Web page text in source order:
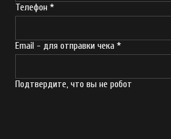
Телефон *
Email - для отправки чека *
Подтвердите, что вы не робот